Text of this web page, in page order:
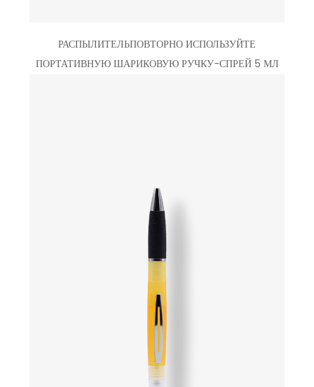
РАСПЫЛИТЕЛЬПОВТОРНО ИСПОЛЬЗУЙТЕ
ПОРТАТИВНУЮ ШАРИКОВУЮ РУЧКУ-СПРЕЙ 5 МЛ